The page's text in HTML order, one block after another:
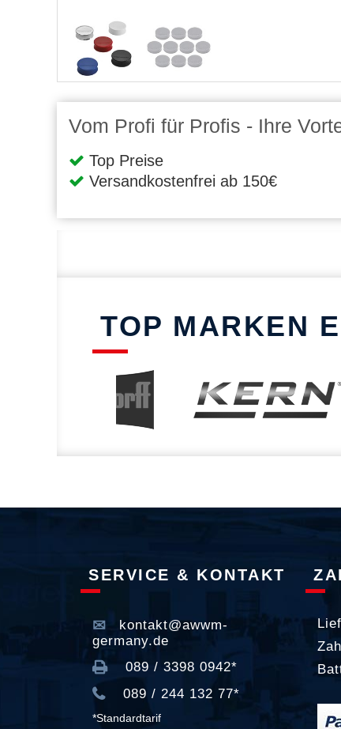
Vom Profi für Profis - Ihre
Top Preise
Versandkostenfrei ab 150€
TOP MARKEN
SERVICE & KONTAKT
kontakt@awwm-
germany.de
089 / 3398 0942*
089 / 244 132 77*
*Standardtarif